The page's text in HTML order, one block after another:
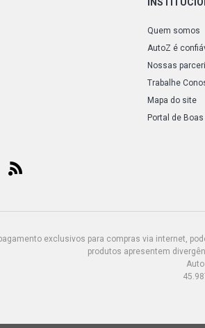
Quem somos
AutoZ é
Nossas
Trabalhe
Mapa do site
Portal de
exclusivos para compras via internet,
produtos apresentem